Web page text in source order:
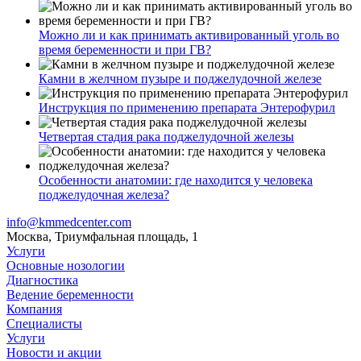
Можно ли и как принимать активированный уголь во
время беременности и при ГВ?
Камни в желчном пузыре и поджелудочной железе
Инструкция по применению препарата Энтерофурил
Четвертая стадия рака поджелудочной железы
Особенности анатомии: где находится у человека
поджелудочная железа?
info@kmmedcenter.com
Москва, Триумфальная площадь, 1
Услуги
Основные нозологии
Диагностика
Ведение беременности
Компания
Специалисты
Услуги
Новости и акции